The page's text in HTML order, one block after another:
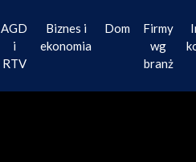
AGD
i
RTV
Biznes i
ekonomia
Dom
Firmy
wg
branż